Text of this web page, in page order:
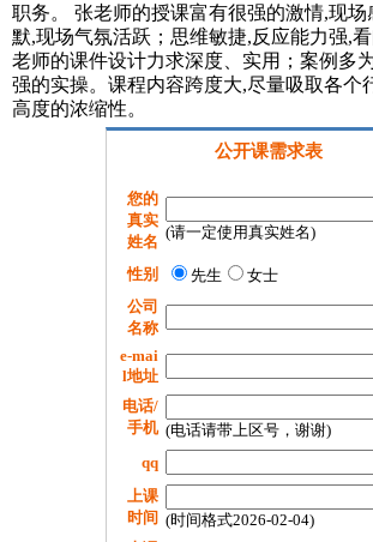
职务。 张老师的授课富有很强的激情,现场
默,现场气氛活跃；思维敏捷,反应能力强,
老师的课件设计力求深度、实用；案例多
强的实操。课程内容跨度大,尽量吸取各个
高度的浓缩性。
公开课需求表
您的
真实
姓名
(请一定使用真实姓名)
性别 先生
女士
公司
名称
e-mai
l地址
电话/
手机 (电话请带上区号，谢谢)
qq
上课
时间 (时间格式2026-02-04)